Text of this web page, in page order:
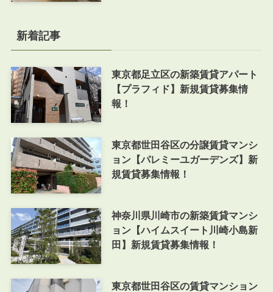
新着記事
東京都足立区の新築賃貸アパート
【プラフィド】新規賃貸募集情
報！
東京都世田谷区の分譲賃貸マンシ
ョン【パレミーユガーデンズ】新
規賃貸募集情報！
神奈川県川崎市の新築賃貸マンシ
ョン【ハイムスイート川崎小島新
田】新規賃貸募集情報！
東京都世田谷区の賃貸マンション